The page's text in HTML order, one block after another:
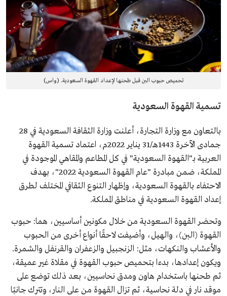
تحميص حبوب البن قبل طحنها لإعداد القهوة السعودية. (واس)
تسمية القهوة السعودية
بالتعاون مع وزارة التجارة، أعلنت وزارة الثقافة السعودية في 28
جمادى الآخرة 1443هـ/31 يناير 2022م، اعتماد تسمية القهوة
العربية بـ"القهوة السعودية" في كل المطاعم والمقاهي الموجودة في
المملكة، ضمن مبادرة "عام القهوة السعودية 2022"، بهدف
الاحتفاء بالقهوة السعودية، وإظهار التنوع الثقافي المختلف لطرق
إعداد القهوة السعودية في مناطق المملكة.
وتحضر القهوة السعودية من خلال مكونين أساسيين، هما: حبوب
القهوة (البن)، والهيل، وأضيفت لاحقًا أنواع أخرى من الحبوب
والأعشاب والنكهات، مثل: الزنجبيل والزعفران والقرنفل والشمرة.
ويكون إعدادها، بدءا بتحميص حبوب القهوة في مقلاة غير عميقة،
ثم طحنها باستخدام هاون ومدق نحاسيين، بعد ذلك توضع على
موقد نار في دلة نحاسية، ثم تزال القهوة من على النار، وتترك جانبًا